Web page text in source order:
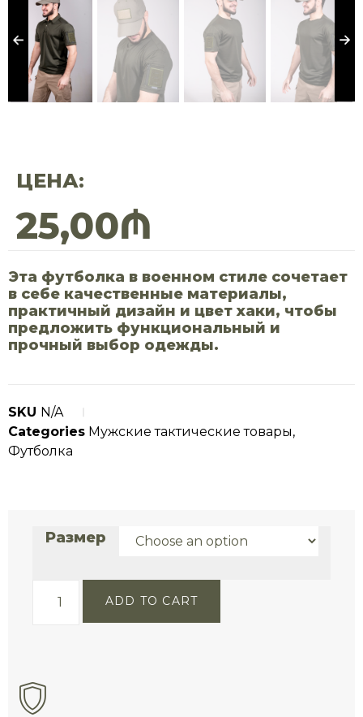
ЦЕНА:
25,00₼
Эта футболка в военном стиле сочетает
в себе качественные материалы,
практичный дизайн и цвет хаки, чтобы
предложить функциональный и
прочный выбор одежды.
SKU N/A
Categories Мужские тактические товары,
Футболка
Размер
ADD TO CART